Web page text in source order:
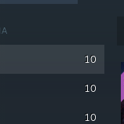
10
10
10